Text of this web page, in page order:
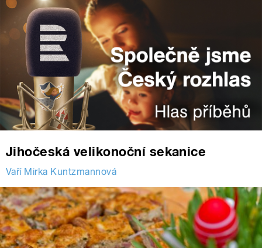
Jihočeská velikonoční sekanice
Vaří Mirka Kuntzmannová